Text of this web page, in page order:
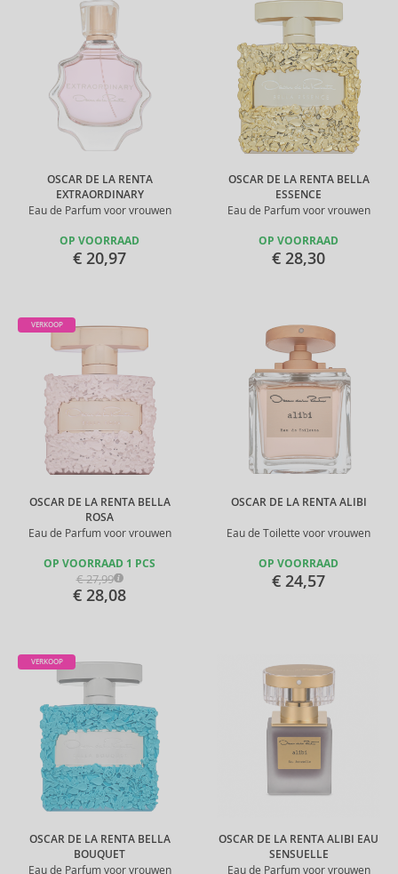
OSCAR DE LA RENTA
EXTRAORDINARY
Eau de Parfum voor vrouwen
OP VOORRAAD
€ 20,97
OSCAR DE LA RENTA BELLA
ESSENCE
Eau de Parfum voor vrouwen
OP VOORRAAD
€ 28,30
OSCAR DE LA RENTA BELLA
ROSA
Eau de Parfum voor vrouwen
VERKOOP
OP VOORRAAD 1 PCS
€ 27,99
€ 28,08
OSCAR DE LA RENTA ALIBI
Eau de Toilette voor vrouwen
OP VOORRAAD
€ 24,57
OSCAR DE LA RENTA BELLA
BOUQUET
Eau de Parfum voor vrouwen
VERKOOP
OSCAR DE LA RENTA ALIBI EAU
SENSUELLE
Eau de Parfum voor vrouwen